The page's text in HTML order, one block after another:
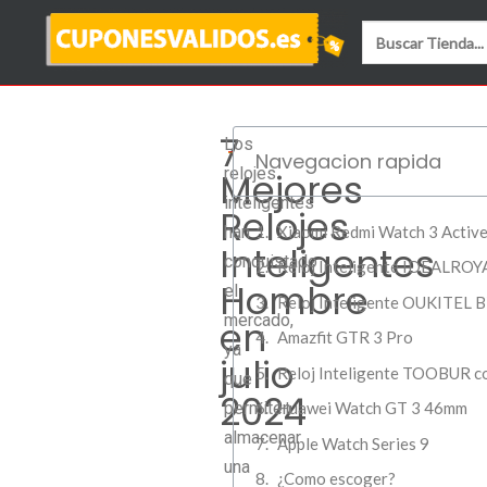
7
Mejores
Relojes
Inteligentes
Hombre
en
julio
2024
Los
relojes
inteligentes
han
conquistado
el
mercado,
ya
que
permiten
almacenar
una
Navegacion rapida
Xiaomi Redmi Watch 3 Active
Reloj Inteligente
Reloj Inteligente OUKITEL
Amazfit GTR 3 Pro
Reloj Inteligente TOOBUR
Huawei Watch GT 3 46mm
Apple Watch Series 9
¿Como escoger?